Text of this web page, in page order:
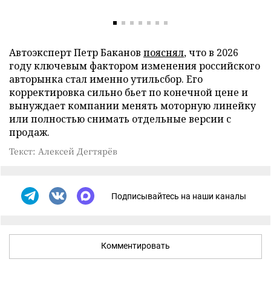
Автоэксперт Петр Баканов пояснял, что в 2026
году ключевым фактором изменения российского
авторынка стал именно утильсбор. Его
корректировка сильно бьет по конечной цене и
вынуждает компании менять моторную линейку
или полностью снимать отдельные версии с
продаж.
Текст: Алексей Дегтярёв
Подписывайтесь на наши каналы
Комментировать